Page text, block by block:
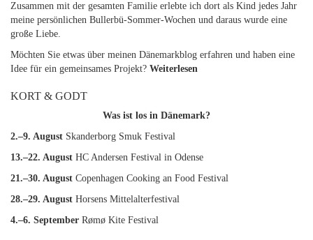
Zusammen mit der gesamten Familie erlebte ich dort als Kind jedes Jahr
meine persönlichen Bullerbü-Sommer-Wochen und daraus wurde eine
große Liebe.
Möchten Sie etwas über meinen Dänemarkblog erfahren und haben eine
Idee für ein gemeinsames Projekt? Weiterlesen
KORT & GODT
Was ist los in Dänemark?
2.–9. August Skanderborg Smuk Festival
13.–22. August HC Andersen Festival in Odense
21.–30. August Copenhagen Cooking an Food Festival
28.–29. August Horsens Mittelalterfestival
4.–6. September Rømø Kite Festival